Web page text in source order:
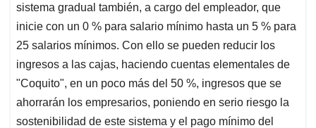
sistema gradual también, a cargo del empleador, que
inicie con un 0 % para salario mínimo hasta un 5 % para
25 salarios mínimos. Con ello se pueden reducir los
ingresos a las cajas, haciendo cuentas elementales de
"Coquito", en un poco más del 50 %, ingresos que se
ahorrarán los empresarios, poniendo en serio riesgo la
sostenibilidad de este sistema y el pago mínimo del